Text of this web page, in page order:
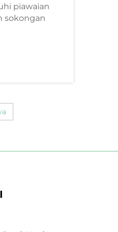
piawaian
sokongan